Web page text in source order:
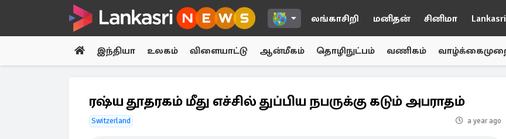
லங்காசிறி மனிதன் சினிமா
இந்தியா உலகம் விளையாட்டு ஆன்மீகம் தொழிநுட்பம் வணிகம்
ரஷ்ய தூதரகம் மீது எச்சில் துப்பிய நபருக்கு கடும் அபராதம்
Switzerland a year ago